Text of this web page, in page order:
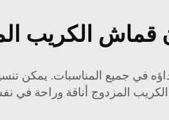
قماش الكريب
في جميع المناسبات. يمكن
المزدوج أناقة وراحة في